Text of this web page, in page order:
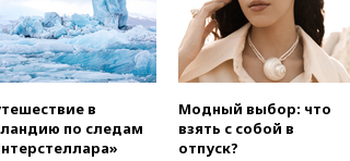
09:55
Силы ПВО перехватили
за утро 85 БПЛА над
территорией РФ
загорелся после падения
обломков дрона
в
по следам
Модный выбор: что
взять с собой в
отпуск?